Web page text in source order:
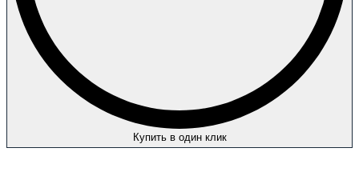
Купить в один клик